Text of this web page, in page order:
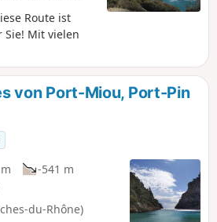
Route ist
Sie! Mit vielen
Sie
von Cassis
West. Mit
Canaille,
Calanque de
von
heißen Sie
nach vielen
von Port-Miou, Port-Pin
-541 m
du-Rhône)